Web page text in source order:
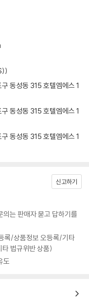
러나 천하를 얻은 후에는
무리한 정책을 펼치고 사치
금을 물리면 나라가 피폐
의 몰락은 늘 이것이 원인
있습니다.”
는 면이 있다. 그러나 온갖
는 무리나 예스맨이 생기고
보다 수성이 더 어렵다고
죽을 때까지 고심한 주제이
들도 늘 노심초사하는 중요
(Going Concern)’을 기업
것도 같은 맥락이다.
첫 번째 관건은 무엇일까?
하느냐이다. 『정관정요』
요』는 수성을 위해 필요한
동성동 315 호텔엠에스 1
동성동 315 호텔엠에스 1
동성동 315 호텔엠에스 1
신고하기
는 판매자 묻고 답하기를
록/상품정보 오등록/기타
법규위반 상품)
도